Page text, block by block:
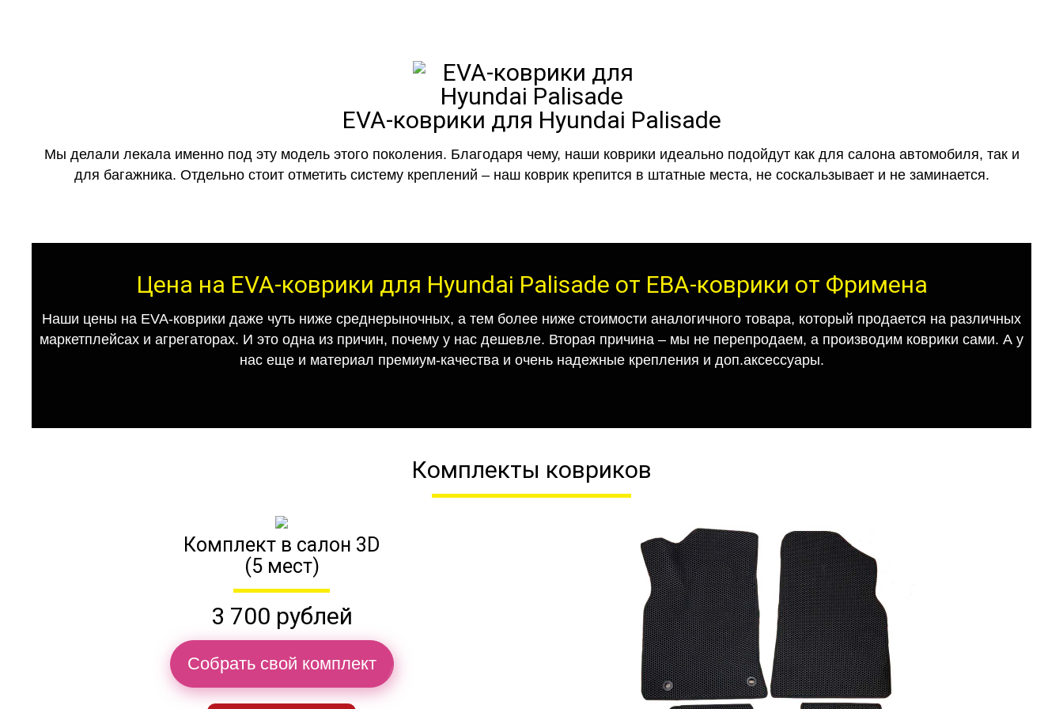
EVA-коврики для Hyundai Palisade
Мы делали лекала именно под эту модель этого поколения. Благодаря чему, наши коврики идеально подойдут как для салона автомобиля, так и
для багажника. Отдельно стоит отметить систему креплений – наш коврик крепится в штатные места, не соскальзывает и не заминается.
Цена на EVA-коврики для Hyundai Palisade от ЕВА-коврики от Фримена
Наши цены на EVA-коврики даже чуть ниже среднерыночных, а тем более ниже стоимости аналогичного товара, который продается на различных
маркетплейсах и агрегаторах. И это одна из причин, почему у нас дешевле. Вторая причина – мы не перепродаем, а производим коврики сами. А у
нас еще и материал премиум-качества и очень надежные крепления и доп.аксессуары.
Комплекты ковриков
Комплект в салон 3D
(5 мест)
3 700 рублей
Собрать свой комплект